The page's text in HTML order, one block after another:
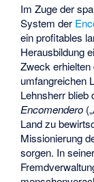
Im Zuge der
System der
ein profitables
Herausbildung
Zweck
umfangreichen
Lehnsherr blieb
Encomendero
Land zu
Missionierung
sorgen. In